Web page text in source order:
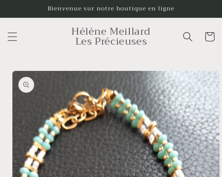
au
Bienvenue sur notre boutique en ligne
Hélène Meillard
Les Précieuses Panier
Passer aux
informations
produits